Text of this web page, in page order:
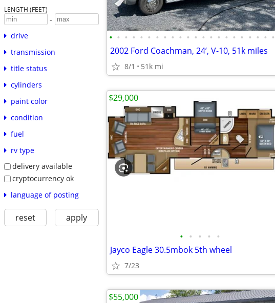
LENGTH (FEET)
-
drive
transmission
title status
cylinders
paint color
condition
fuel
rv type
delivery available
cryptocurrency ok
language of posting
reset apply
• • • • • • • • • • • • • • • • • • • • • •
2002 Ford Coachman, 24’, V-10, 51k miles
8/1 51k mi
• • • • •
Jayco Eagle 30.5mbok 5th wheel
7/23
$29,000
$55,000